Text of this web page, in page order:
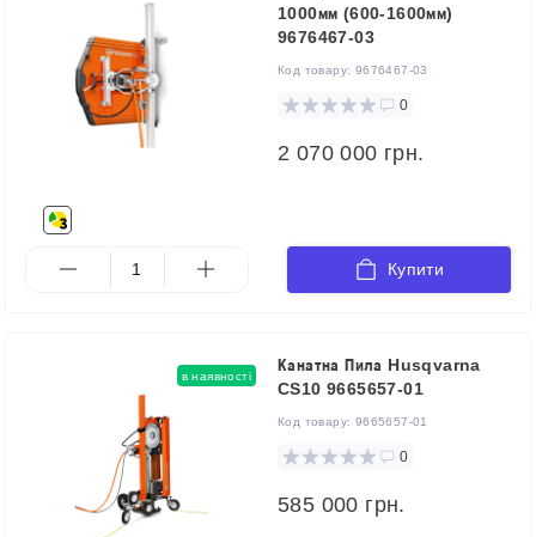
1000мм (600-1600мм)
9676467-03
Код товару: 9676467-03
0
2 070 000 грн.
Купити
в наявності
Канатна Пила Husqvarna
CS10 9665657-01
Код товару: 9665657-01
0
585 000 грн.